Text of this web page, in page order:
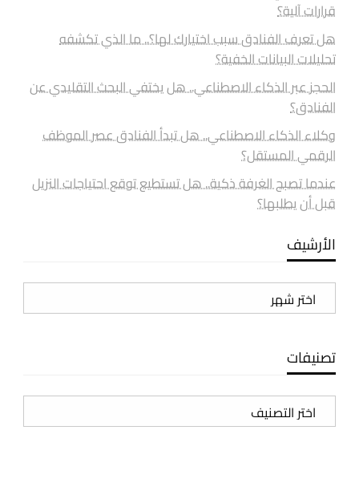
قرارات آلية؟
هل تعرف الفنادق سبب اختيارك لها؟.. ما الذي تكشفه
تحليلات البيانات الخفية؟
الحجز عبر الذكاء الاصطناعي.. هل يختفي البحث التقليدي عن
الفنادق؟
وكلاء الذكاء الاصطناعي.. هل تبدأ الفنادق عصر الموظف
الرقمي المستقل؟
عندما تصبح الغرفة ذكية.. هل تستطيع توقع احتياجات النزيل
قبل أن يطلبها؟
الأرشيف
الأرشيف
تصنيفات
تصنيفات